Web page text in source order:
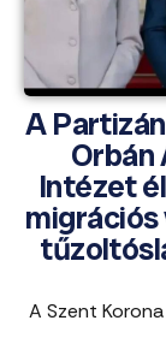
A
Orbán
Intézet
migrációs
A Szent